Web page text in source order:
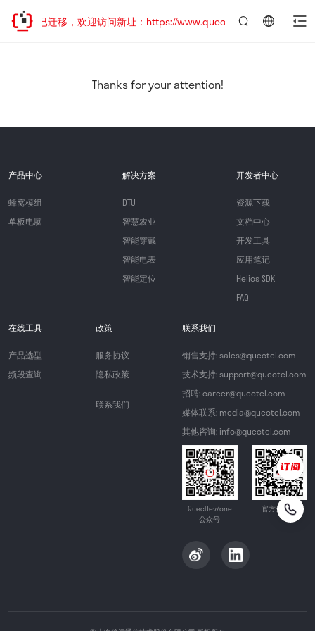
站地址已迁移，欢迎访问新址：https://www.quectel.com.cn
Thanks for your attention!
产品中心
蜂窝模组
单板电脑
解决方案
DTU
智慧农业
智能穿戴
智能电表
智能定位
开发者中心
资源下载
文档中心
开发工具
应用笔记
Helios SDK
FAQ
在线工具
产品选型
频段查询
政策
服务协议
隐私政策
联系我们
联系我们
销售支持: sales@quectel.com
技术支持: support@quectel.com
招聘: career@quectel.com
媒体联系: media@quectel.com
其他咨询: info@quectel.com
QuecDevZone
公众号
官方公众号